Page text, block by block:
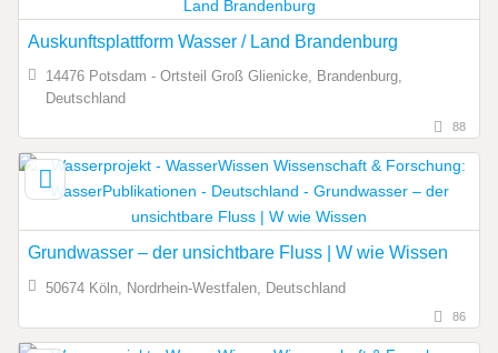
Auskunftsplattform Wasser / Land Brandenburg
14476 Potsdam - Ortsteil Groß Glienicke, Brandenburg,
Deutschland
88
Grundwasser – der unsichtbare Fluss | W wie Wissen
50674 Köln, Nordrhein-Westfalen, Deutschland
86